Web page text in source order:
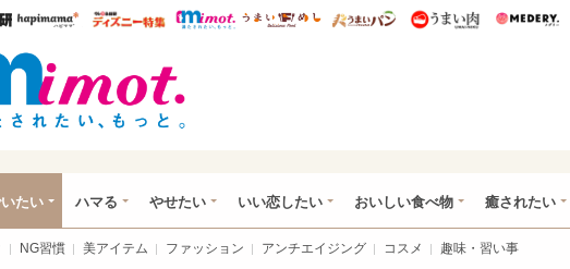
ウレぴあ総研ハピママ* ウレぴあ総研 ディズニー特集
mimot. うまいめし うまいパン うまい肉
たい ハマる やせたい いい恋したい おいしい食べ物 癒されたい
NG習慣 美アイテム ファッション アンチエイジング コスメ 趣味・習い事